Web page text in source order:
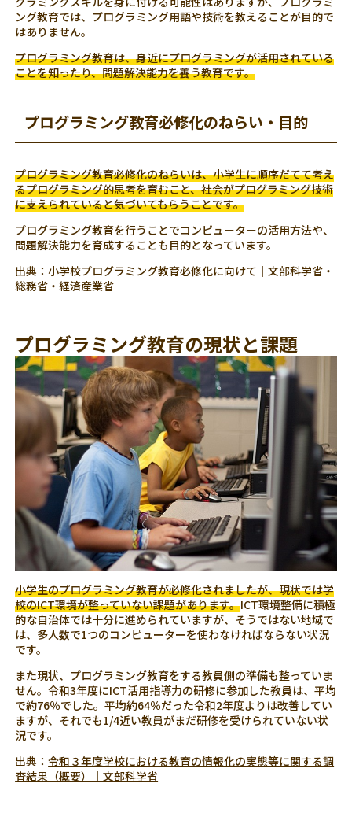
ング教育では、プログラミング用語や技術を教えることが目的で
はありません。
プログラミング教育は、身近にプログラミングが活用されている
ことを知ったり、問題解決能力を養う教育です。
プログラミング教育必修化のねらい・目的
プログラミング教育必修化のねらいは、小学生に順序だてて考え
るプログラミング的思考を育むこと、社会がプログラミング技術
に支えられていると気づいてもらうことです。
プログラミング教育を行うことでコンピューターの活用方法や、
問題解決能力を育成することも目的となっています。
出典：小学校プログラミング教育必修化に向けて｜文部科学省・
総務省・経済産業省
プログラミング教育の現状と課題
小学生のプログラミング教育が必修化されましたが、現状では学
校のICT環境が整っていない課題があります。ICT環境整備に積極
的な自治体では十分に進められていますが、そうではない地域で
は、多人数で1つのコンピューターを使わなければならない状況
です。
また現状、プログラミング教育をする教員側の準備も整っていま
せん。令和3年度にICT活用指導力の研修に参加した教員は、平均
で約76％でした。平均約64％だった令和2年度よりは改善してい
ますが、それでも1/4近い教員がまだ研修を受けられていない状
況です。
出典：令和３年度学校における教育の情報化の実態等に関する調
査結果（概要）｜文部科学省